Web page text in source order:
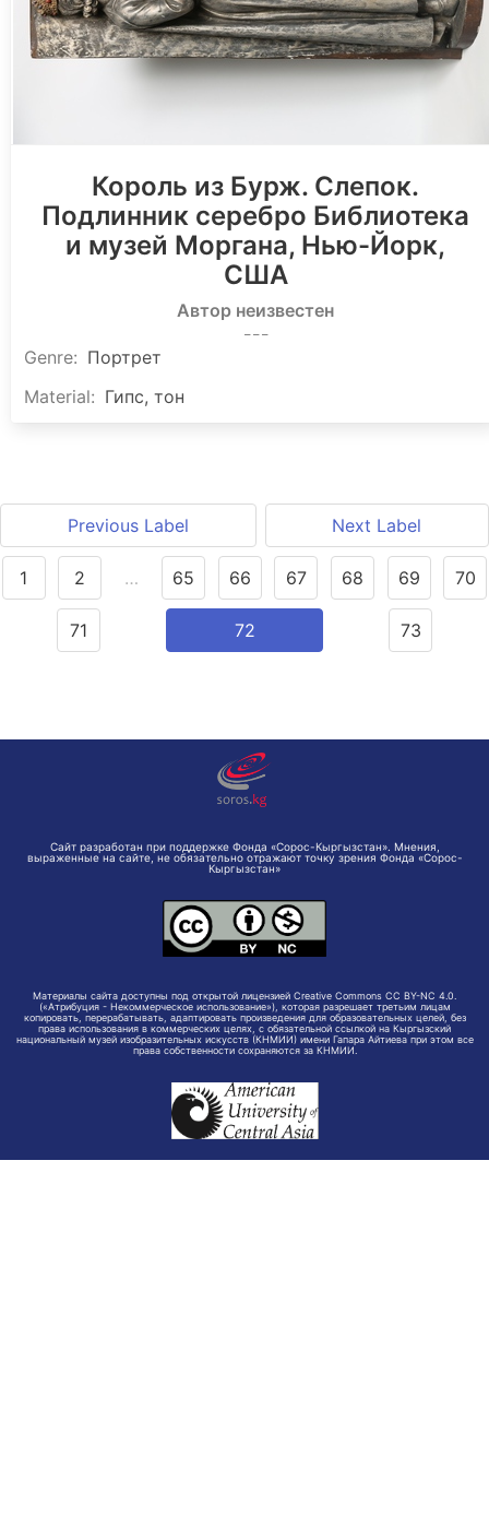
Король из Бурж. Слепок.
Подлинник серебро Библиотека
и музей Моргана, Нью-Йорк,
США
Автор неизвестен
Genre: Портрет
Material: Гипс, тон
Previous Label Next Label
1 2 … 65 66 67 68 69 70
71 72 73
Сайт разработан при поддержке Фонда «Сорос-Кыргызстан». Мнения,
выраженные на сайте, не обязательно отражают точку зрения Фонда «Сорос-
Кыргызстан»
Материалы сайта доступны под открытой лицензией Creative Commons CC BY-NC 4.0.
(«Атрибуция - Некоммерческое использование»), которая разрешает третьим лицам
копировать, перерабатывать, адаптировать произведения для образовательных целей, без
права использования в коммерческих целях, с обязательной ссылкой на Кыргызский
национальный музей изобразительных искусств (КНМИИ) имени Гапара Айтиева при этом все
права собственности сохраняются за КНМИИ.